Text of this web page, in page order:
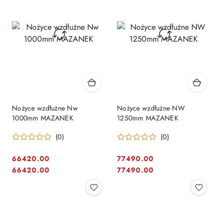
Nożyce wzdłużne Nw
1000mm MAZANEK
(0)
Cena:
66420.00
Cena:
66420.00
Nożyce wzdłużne NW
1250mm MAZANEK
(0)
Cena:
77490.00
Cena:
77490.00